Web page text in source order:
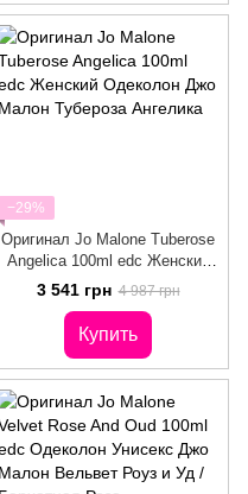
−29%
Оригинал Jo Malone Tuberose
Angelica 100ml edc Женский
Одеколон Джо Малон
Тубероза Ангелика
3 541 грн 4 987 грн
Купить